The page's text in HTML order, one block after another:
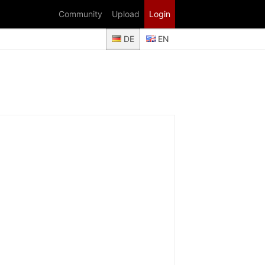
Login
Upload
Community
DE EN